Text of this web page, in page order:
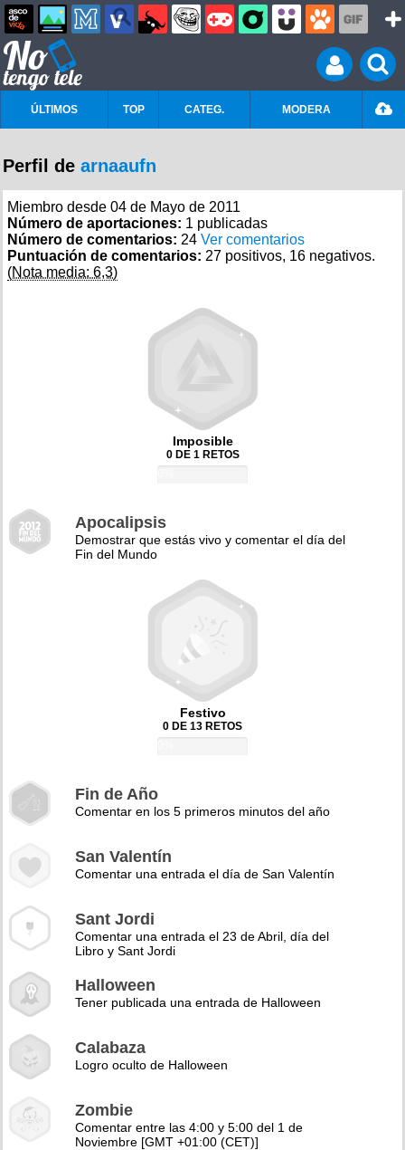
ÚLTIMOS TOP CATEG. MODERA
Perfil de arnaaufn
Miembro desde 04 de Mayo de 2011
Número de aportaciones: 1 publicadas
Número de comentarios: 24 Ver comentarios
Puntuación de comentarios: 27 positivos, 16 negativos.
(Nota media: 6,3)
Imposible
0 DE 1 RETOS
Apocalipsis
Demostrar que estás vivo y comentar el día del
Fin del Mundo
Festivo
0 DE 13 RETOS
Fin de Año
Comentar en los 5 primeros minutos del año
San Valentín
Comentar una entrada el día de San Valentín
Sant Jordi
Comentar una entrada el 23 de Abril, día del
Libro y Sant Jordi
Halloween
Tener publicada una entrada de Halloween
Calabaza
Logro oculto de Halloween
Zombie
Comentar entre las 4:00 y 5:00 del 1 de
Noviembre [GMT +01:00 (CET)]